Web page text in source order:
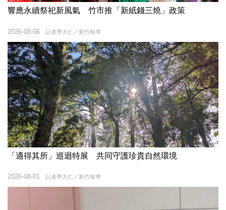
響應永續祭祀新風氣 竹市推「新紙錢三燒」政策
記者季大仁／新竹報導
2026-08-06
「適得其所」巡迴特展 共同守護珍貴自然環境
記者季大仁／新竹報導
2026-08-01